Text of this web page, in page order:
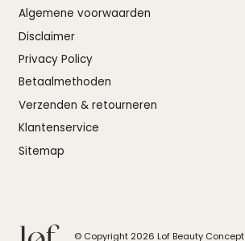
Algemene voorwaarden
Disclaimer
Privacy Policy
Betaalmethoden
Verzenden & retourneren
Klantenservice
Sitemap
© Copyright 2026 Lof Beauty Concept